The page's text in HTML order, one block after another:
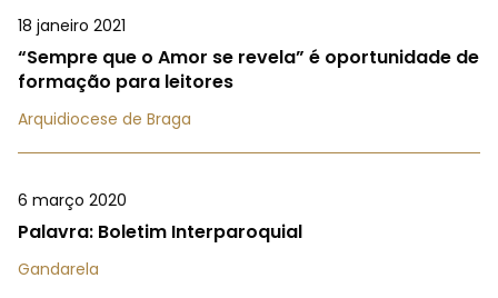
18 janeiro 2021
“Sempre que o Amor se revela” é oportunidade de
formação para leitores
Arquidiocese de Braga
6 março 2020
Palavra: Boletim Interparoquial
Gandarela